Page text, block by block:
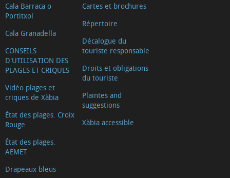
Cala Barraca o
Portitxol
Cala Granadella
CONSEILS
D'UTILISATION DES
PLAGES ET CRIQUES
Vidéo plages et
criques de Xàbia
État des plages. Croix
Rouge
État des plages.
AEMET
Drapeaux bleus
Cartes et brochures
Répertoire
Décalogue du
touriste responsable
Droits et obligations
du touriste
Plaintes and
suggestions
Xàbia accessible